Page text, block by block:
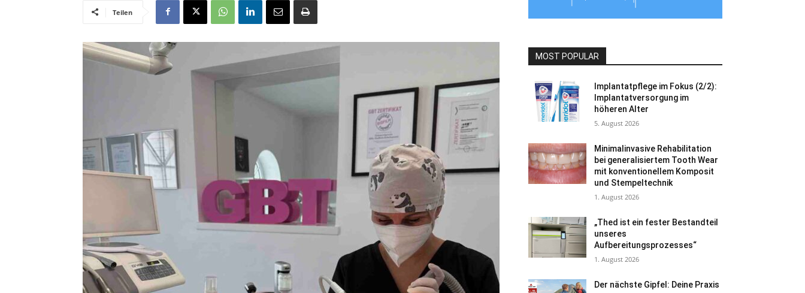
Teilen
MOST POPULAR
Implantatpflege im Fokus (2/2):
Implantatversorgung im
höheren Alter
5. August 2026
Minimalinvasive Rehabilitation
bei generalisiertem Tooth Wear
mit konventionellem Komposit
und Stempeltechnik
1. August 2026
„Thed ist ein fester Bestandteil
unseres
Aufbereitungsprozesses“
1. August 2026
Der nächste Gipfel: Deine Praxis